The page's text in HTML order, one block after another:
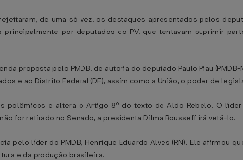
de uma só vez, os destaques apresentados pelos
por deputados do PV, que tentavam suprimir
proposta pelo PMDB, de autoria do deputado Paulo Piau
e ao Distrito Federal (DF), assim como a União, o poder de
polêmicos e altera o Artigo 8º do texto de Aldo Rebelo. O líder
for retirado no Senado, a presidenta Dilma Rousseff irá vetá-lo.
pelo líder do PMDB, Henrique Eduardo Alves (RN). Ele afirmou
e da produção brasileira.